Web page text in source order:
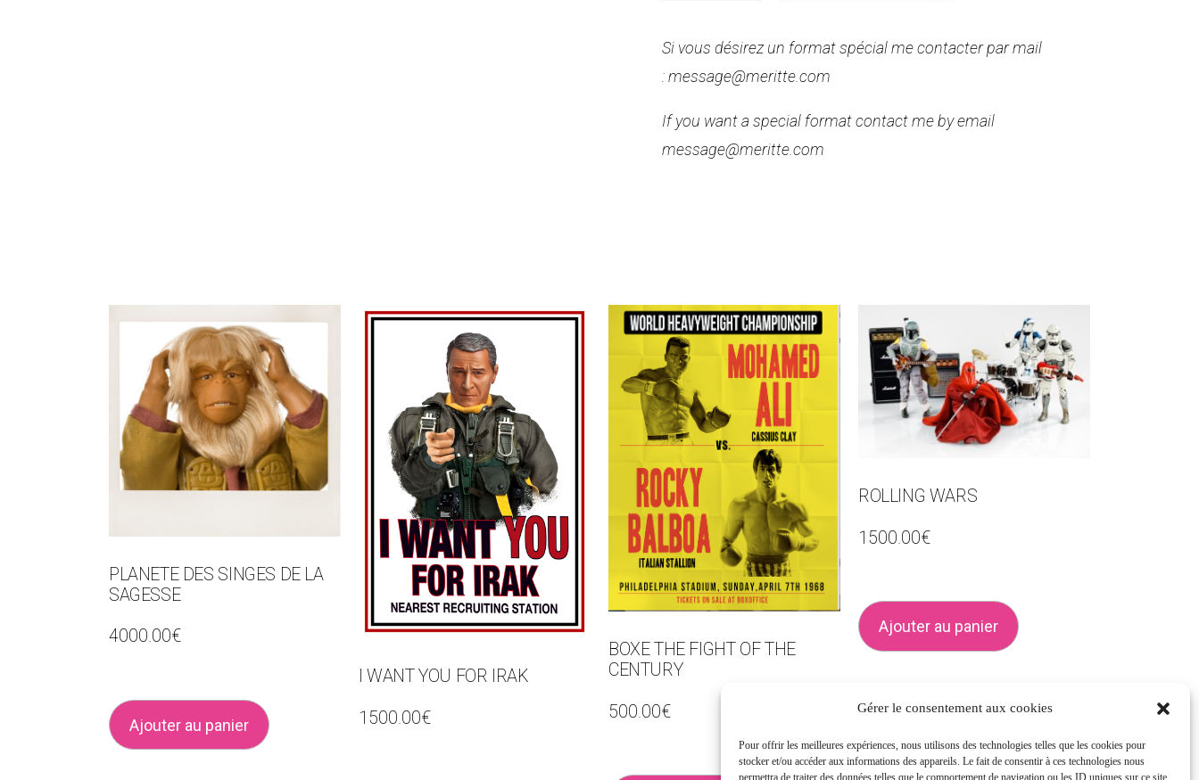
Gérer le consentement aux cookies
Pour offrir les meilleures expériences, nous utilisons des technologies telles que les cookies pour
stocker et/ou accéder aux informations des appareils. Le fait de consentir à ces technologies nous
Si vous désirez un format spécial me contacter par mail
: message@meritte.com
If you want a special format contact me by email
message@meritte.com
PLANETE DES SINGES DE LA
SAGESSE
4000.00€
Ajouter au panier
I WANT YOU FOR IRAK
1500.00€
BOXE THE FIGHT OF THE
CENTURY
500.00€
ROLLING WARS
1500.00€
Ajouter au panier